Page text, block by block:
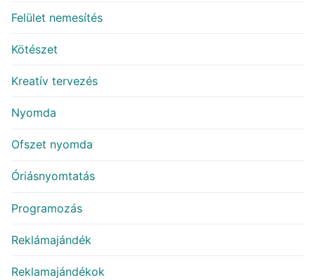
Felület nemesítés
Kötészet
Kreatív tervezés
Nyomda
Ofszet nyomda
Óriásnyomtatás
Programozás
Reklámajándék
Reklamajándékok